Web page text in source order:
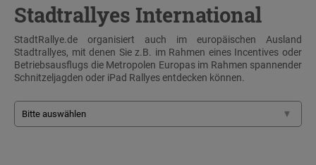
Stadtrallyes International
StadtRallye.de organisiert auch im europäischen Ausland
Stadtrallyes, mit denen Sie z.B. im Rahmen eines Incentives oder
Betriebsausflugs die Metropolen Europas im Rahmen spannender
Schnitzeljagden oder iPad Rallyes entdecken können.